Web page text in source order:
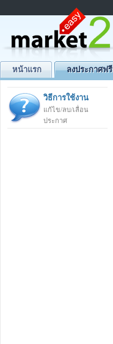
หน้าแรก ลงประกาศฟรี
วิธีการใช้งาน
แก้ไข/ลบ/เลื่อน
ประกาศ